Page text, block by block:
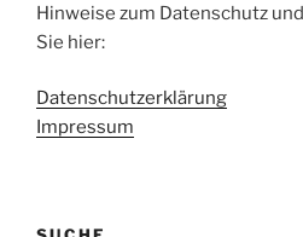
Hinweise zum Datenschutz
Sie hier:
Datenschutzerklärung
Impressum